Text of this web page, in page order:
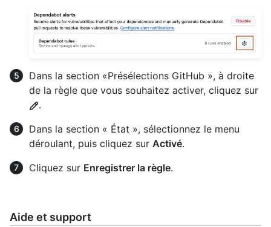
Dans la section «Présélections GitHub », à droite
de la règle que vous souhaitez activer, cliquez sur
.
Dans la section « État », sélectionnez le menu
déroulant, puis cliquez sur Activé.
Cliquez sur Enregistrer la règle.
Aide et support